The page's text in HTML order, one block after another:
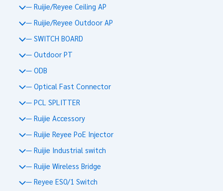
— Ruijie/Reyee Ceiling AP
— Ruijie/Reyee Outdoor AP
— SWITCH BOARD
— Outdoor PT
— ODB
— Optical Fast Connector
— PCL SPLITTER
— Ruijie Accessory
— Ruijie Reyee PoE Injector
— Ruijie Industrial switch
— Ruijie Wireless Bridge
— Reyee ES0/1 Switch